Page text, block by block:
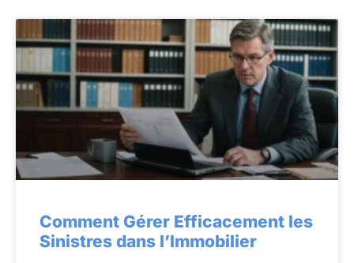
Comment Gérer Efficacement les
Sinistres dans l’Immobilier